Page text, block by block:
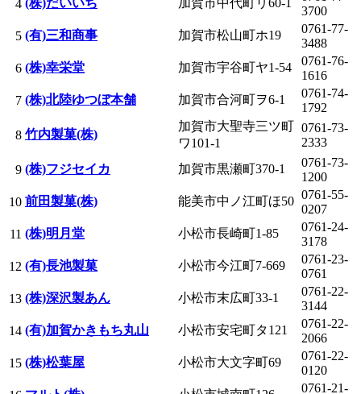
4
3700
5 (有)三和商事 加賀市松山町ホ19
0761-77-
3488
6 (株)幸栄堂 加賀市宇谷町ヤ1-54
0761-76-
1616
7 (株)北陸ゆつぼ本舗 加賀市合河町ヲ6-1
0761-74-
1792
8 竹内製菓(株)
加賀市大聖寺三ツ町
ワ101-1
0761-73-
2333
9 (株)フジセイカ 加賀市黒瀬町370-1
0761-73-
1200
10 前田製菓(株) 能美市中ノ江町ほ50 0761-55-
0207
11 (株)明月堂 小松市長崎町1-85
0761-24-
3178
12 (有)長池製菓 小松市今江町7-669
0761-23-
0761
13 (株)深沢製あん 小松市末広町33-1
0761-22-
3144
14 (有)加賀かきもち丸山 小松市安宅町タ121
0761-22-
2066
15 (株)松葉屋 小松市大文字町69
0761-22-
0120
0761-21-